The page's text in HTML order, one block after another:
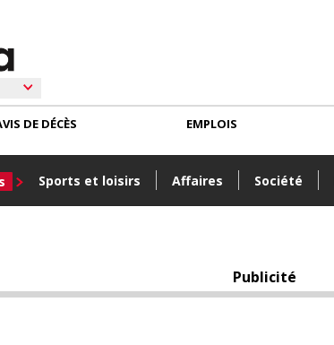
Sports et loisirs Affaires Société
DE DÉCÈS EMPLOIS
Publicité